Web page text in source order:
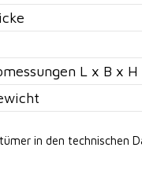
L x B x H
in den technischen